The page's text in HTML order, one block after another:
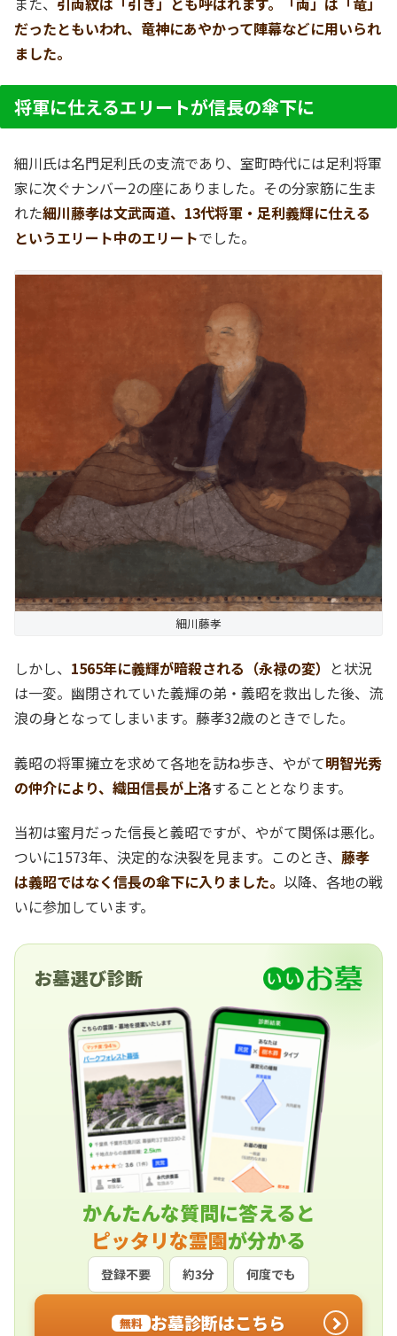
だったともいわれ、竜神にあやかって陣幕などに用いられ
ました。
将軍に仕えるエリートが信長の傘下に
細川氏は名門足利氏の支流であり、室町時代には足利将軍
家に次ぐナンバー2の座にありました。その分家筋に生ま
れた細川藤孝は文武両道、13代将軍・足利義輝に仕える
というエリート中のエリートでした。
細川藤孝
しかし、 1565年に義輝が暗殺される（永禄の変） と状況
は一変。幽閉されていた義輝の弟・義昭を救出した後、流
浪の身となってしまいます。藤孝32歳のときでした。
義昭の将軍擁立を求めて各地を訪ね歩き、やがて明智光秀
の仲介により、織田信長が上洛することとなります。
当初は蜜月だった信長と義昭ですが、やがて関係は悪化。
ついに1573年、決定的な決裂を見ます。このとき、 藤孝
は義昭ではなく信長の傘下に入りました。 以降、各地の戦
いに参加しています。
お墓選び診断
かんたんな質問に答えると
ピッタリな霊園が分かる
登録不要 約3分 何度でも
無料 お墓診断はこちら